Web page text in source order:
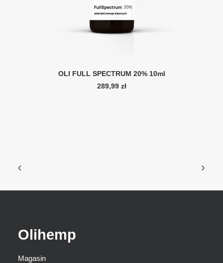
AJOUTER AU PANIER
OLI FULL SPECTRUM 20% 10ml
289,99 zł
Olihemp
Magasin